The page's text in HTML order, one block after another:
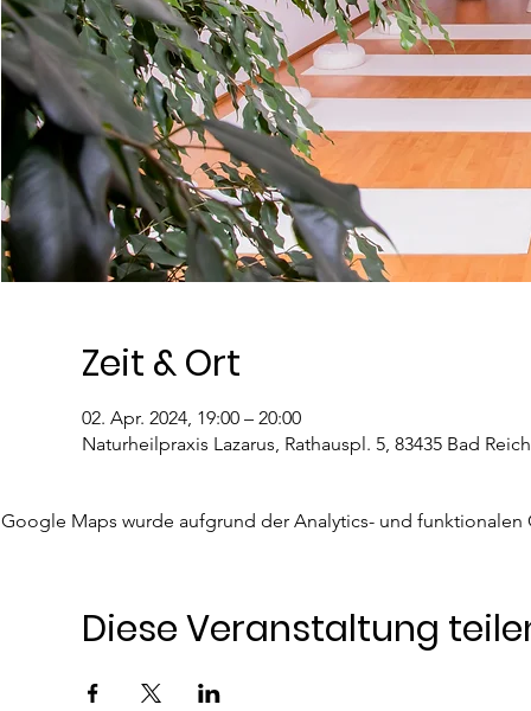
Zeit & Ort
02. Apr. 2024, 19:00 – 20:00
Naturheilpraxis Lazarus, Rathauspl. 5, 83435 Bad
Google Maps wurde aufgrund der Analytics- und
Diese Veranstaltung